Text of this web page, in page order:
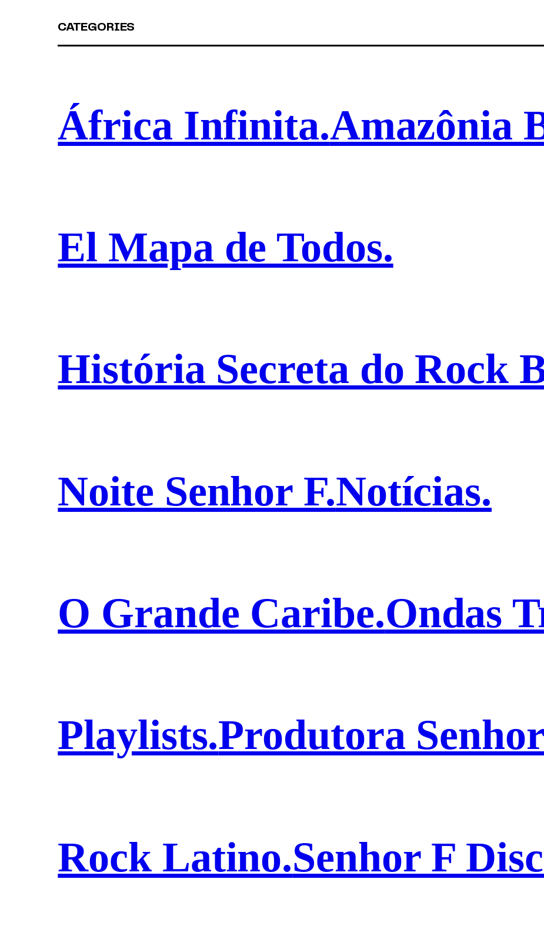
CATEGORIES
África Infinita.Amazônia
El Mapa de Todos.
História Secreta do Rock
Noite Senhor F.Notícias.
O Grande Caribe.Ondas
Playlists.Produtora
Rock Latino.Senhor F